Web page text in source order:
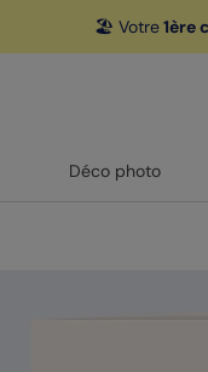
🏖️ Votre1ère
Déco photo